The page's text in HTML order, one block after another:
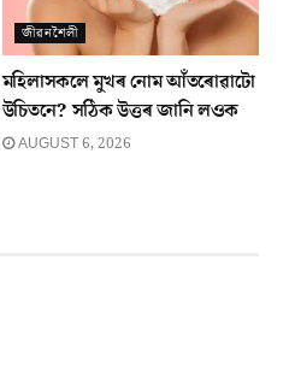
জীৱনশৈলী
মহিলাসকলে মুখৰ নোম আঁতৰোৱাটো
উচিতনে? সঠিক উত্তৰ জানি লওক
AUGUST 6, 2026